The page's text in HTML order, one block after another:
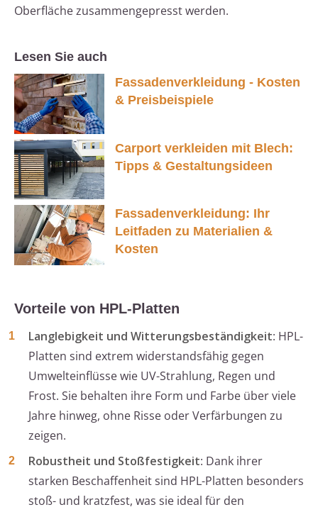
Oberfläche zusammengepresst werden.
Lesen Sie auch
Fassadenverkleidung - Kosten
& Preisbeispiele
Carport verkleiden mit Blech:
Tipps & Gestaltungsideen
Fassadenverkleidung: Ihr
Leitfaden zu Materialien &
Kosten
Vorteile von HPL-Platten
Langlebigkeit und Witterungsbeständigkeit: HPL-
Platten sind extrem widerstandsfähig gegen
Umwelteinflüsse wie UV-Strahlung, Regen und
Frost. Sie behalten ihre Form und Farbe über viele
Jahre hinweg, ohne Risse oder Verfärbungen zu
zeigen.
Robustheit und Stoßfestigkeit: Dank ihrer
starken Beschaffenheit sind HPL-Platten besonders
stoß- und kratzfest, was sie ideal für den